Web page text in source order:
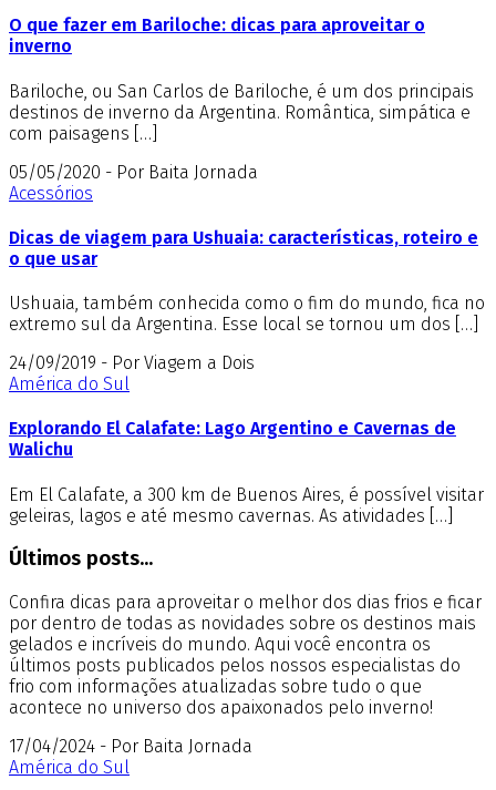
O que fazer em Bariloche: dicas para aproveitar o
inverno
Bariloche, ou San Carlos de Bariloche, é um dos principais
destinos de inverno da Argentina. Romântica, simpática e
com paisagens […]
05/05/2020 - Por Baita Jornada
Acessórios
Dicas de viagem para Ushuaia: características, roteiro e
o que usar
Ushuaia, também conhecida como o fim do mundo, fica no
extremo sul da Argentina. Esse local se tornou um dos […]
24/09/2019 - Por Viagem a Dois
América do Sul
Explorando El Calafate: Lago Argentino e Cavernas de
Walichu
Em El Calafate, a 300 km de Buenos Aires, é possível visitar
geleiras, lagos e até mesmo cavernas. As atividades […]
Últimos posts...
Confira dicas para aproveitar o melhor dos dias frios e ficar
por dentro de todas as novidades sobre os destinos mais
gelados e incríveis do mundo. Aqui você encontra os
últimos posts publicados pelos nossos especialistas do
frio com informações atualizadas sobre tudo o que
acontece no universo dos apaixonados pelo inverno!
17/04/2024 - Por Baita Jornada
América do Sul